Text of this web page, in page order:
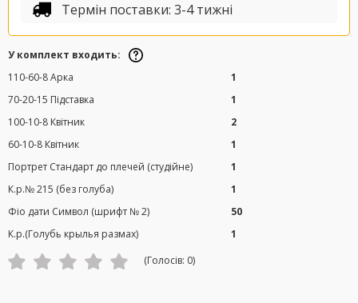
Термін поставки: 3-4 тижні
У комплект входить:
110-60-8 Арка
1
70-20-15 Підставка
1
100-10-8 Квітник
2
60-10-8 Квітник
1
Портрет Стандарт до плечей (студійне)
1
К.р.№ 215 (без голуба)
1
Фіо дати Символ (шрифт № 2)
50
К.р.(Голубь крылья размах)
1
(Голосів: 0)